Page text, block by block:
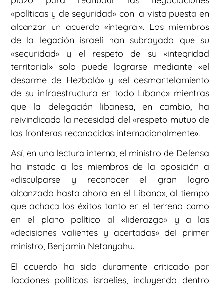
«políticas y de seguridad» con la vista puesta en
alcanzar un acuerdo «integral». Los miembros
de la legación israelí han subrayado que su
«seguridad» y el respeto de su «integridad
territorial» solo puede lograrse mediante «el
desarme de Hezbolá» y «el desmantelamiento
de su infraestructura en todo Líbano» mientras
que la delegación libanesa, en cambio, ha
reivindicado la necesidad del «respeto mutuo de
las fronteras reconocidas internacionalmente».
Así, en una lectura interna, el ministro de Defensa
ha instado a los miembros de la oposición a
«disculparse y reconocer el gran logro
alcanzado hasta ahora en el Líbano», al tiempo
que achaca los éxitos tanto en el terreno como
en el plano político al «liderazgo» y a las
«decisiones valientes y acertadas» del primer
ministro, Benjamin Netanyahu.
El acuerdo ha sido duramente criticado por
facciones políticas israelíes, incluyendo dentro